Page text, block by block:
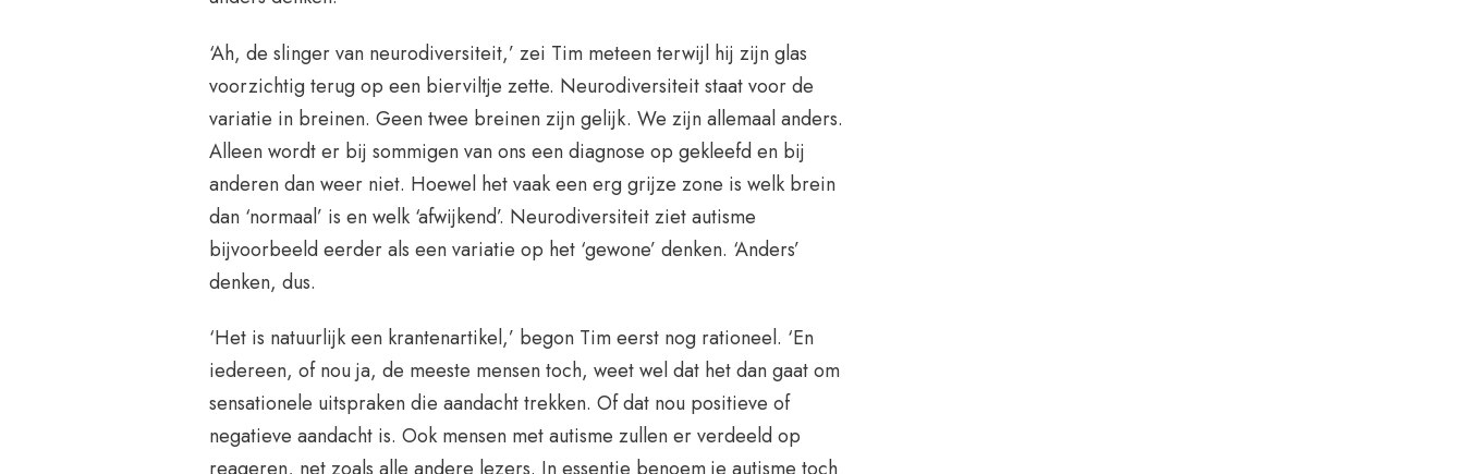
‘Ah, de slinger van neurodiversiteit,’ zei Tim meteen terwijl hij zijn glas
voorzichtig terug op een bierviltje zette. Neurodiversiteit staat voor de
variatie in breinen. Geen twee breinen zijn gelijk. We zijn allemaal anders.
Alleen wordt er bij sommigen van ons een diagnose op gekleefd en bij
anderen dan weer niet. Hoewel het vaak een erg grijze zone is welk brein
dan ‘normaal’ is en welk ‘afwijkend’. Neurodiversiteit ziet autisme
bijvoorbeeld eerder als een variatie op het ‘gewone’ denken. ‘Anders’
denken, dus.
‘Het is natuurlijk een krantenartikel,’ begon Tim eerst nog rationeel. ‘En
iedereen, of nou ja, de meeste mensen toch, weet wel dat het dan gaat om
sensationele uitspraken die aandacht trekken. Of dat nou positieve of
negatieve aandacht is. Ook mensen met autisme zullen er verdeeld op